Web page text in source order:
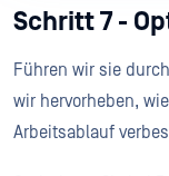
Schritt 7 -
Führen wir sie
wir hervorheben,
Arbeitsablauf